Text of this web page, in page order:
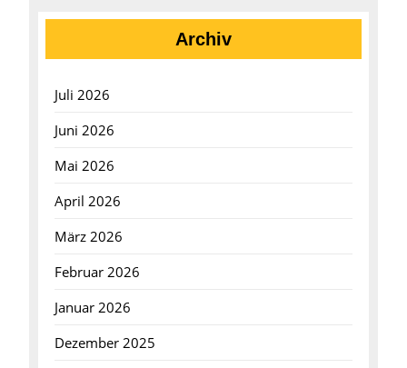
Archiv
Juli 2026
Juni 2026
Mai 2026
April 2026
März 2026
Februar 2026
Januar 2026
Dezember 2025